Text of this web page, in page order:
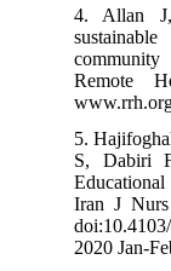
4.
Remote
5.
S,
Iran J
2020 Jan-